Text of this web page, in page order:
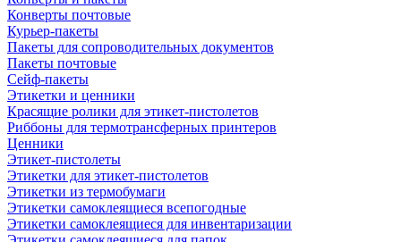
Конверты почтовые
Курьер-пакеты
Пакеты для сопроводительных документов
Пакеты почтовые
Сейф-пакеты
Этикетки и ценники
Красящие ролики для этикет-пистолетов
Риббоны для термотрансферных принтеров
Ценники
Этикет-пистолеты
Этикетки для этикет-пистолетов
Этикетки из термобумаги
Этикетки самоклеящиеся всепогодные
Этикетки самоклеящиеся для инвентаризации